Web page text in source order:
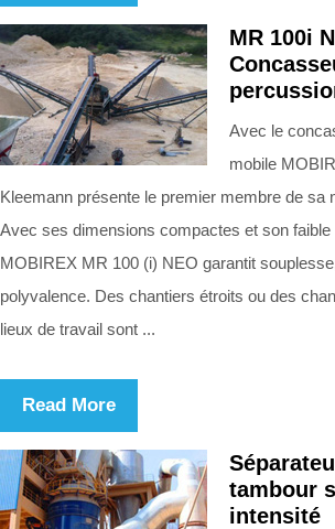
MR 100i
Avec le
mobile
Kleemann présente le premier membre de sa
Avec ses dimensions compactes et son faible
MOBIREX MR 100 (i) NEO garantit
polyvalence. Des chantiers étroits ou des
lieux de travail sont ...
Read More
tambour
intensité